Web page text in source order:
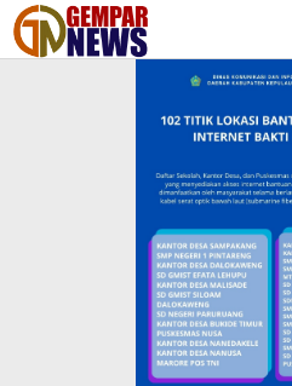
Lewati
ke
konten